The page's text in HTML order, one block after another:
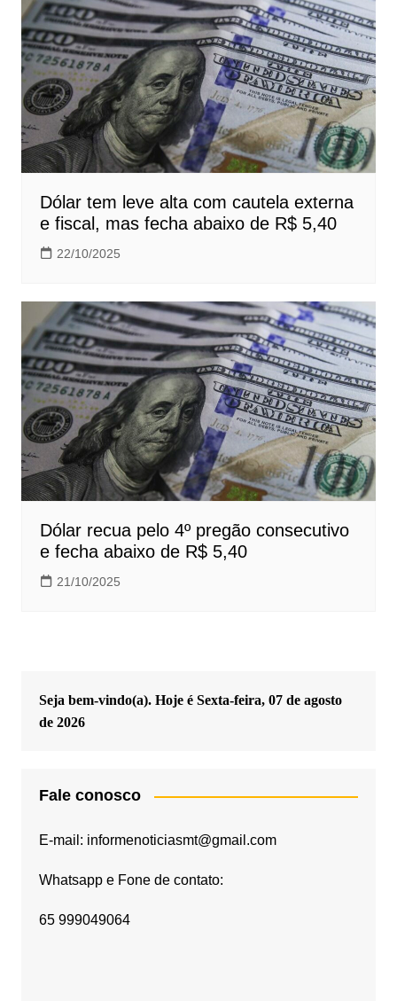
Dólar tem leve alta com cautela externa
e fiscal, mas fecha abaixo de R$ 5,40
22/10/2025
Dólar recua pelo 4º pregão consecutivo
e fecha abaixo de R$ 5,40
21/10/2025
Seja bem-vindo(a). Hoje é Sexta-feira, 07 de agosto
de 2026
Fale conosco
E-mail: informenoticiasmt@gmail.com
Whatsapp e Fone de contato:
65 999049064